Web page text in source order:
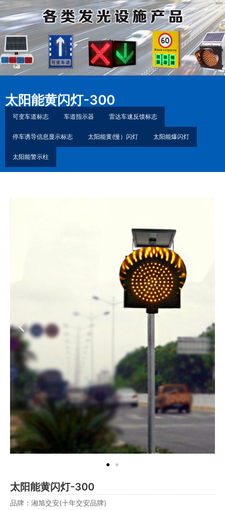
太阳能黄闪灯-300
可变车道标志 车道指示器 雷达车速反馈标志
停车诱导信息显示标志 太阳能黄(慢）闪灯 太阳能爆闪灯
太阳能警示柱
太阳能黄闪灯-300
品牌：湘旭交安(十年交安品牌)